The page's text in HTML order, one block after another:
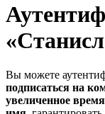
Вы можете
подписаться на
увеличенное время